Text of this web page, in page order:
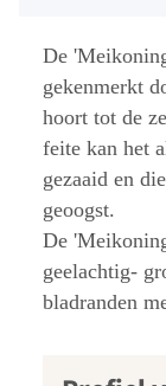
De
gekenmerkt
hoort tot de
feite kan het
gezaaid en
geoogst.
De
geelachtig-
bladranden